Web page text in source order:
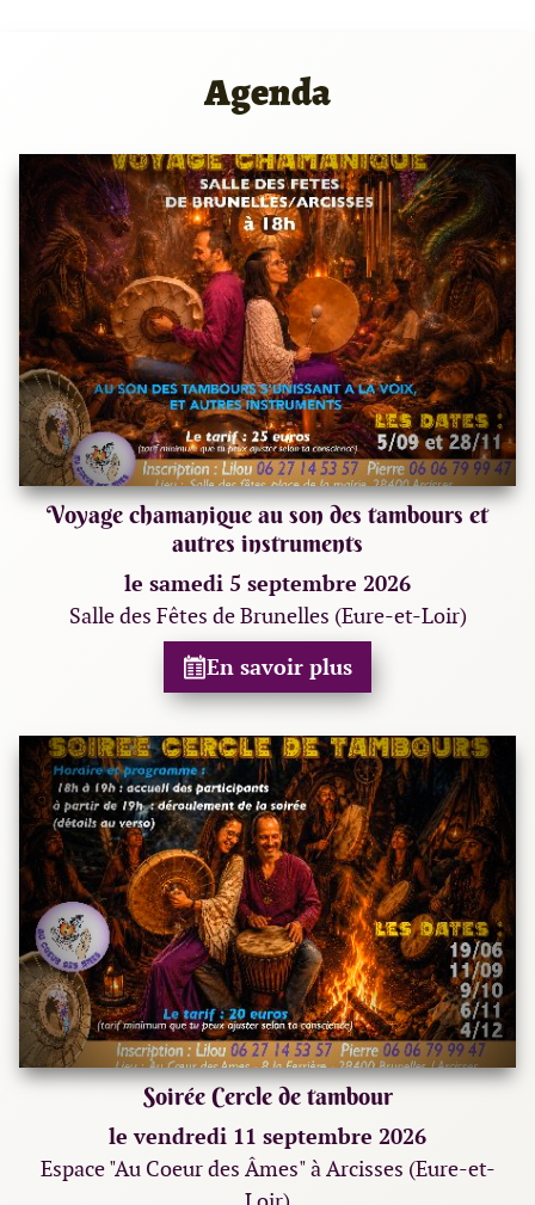
Agenda
Voyage chamanique au son des tambours et
autres instruments
le samedi 5 septembre 2026
Salle des Fêtes de Brunelles (Eure-et-Loir)
En savoir plus
Soirée Cercle de tambour
le vendredi 11 septembre 2026
Espace "Au Coeur des Âmes" à Arcisses (Eure-et-